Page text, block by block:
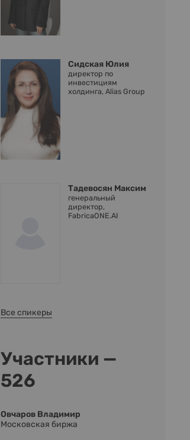
Сидская Юлия
директор по
инвестициям
холдинга, Alias Group
Тадевосян Максим
генеральный
директор,
FabricaONE.AI
Все спикеры
Участники —
526
Овчаров Владимир
Московская биржа